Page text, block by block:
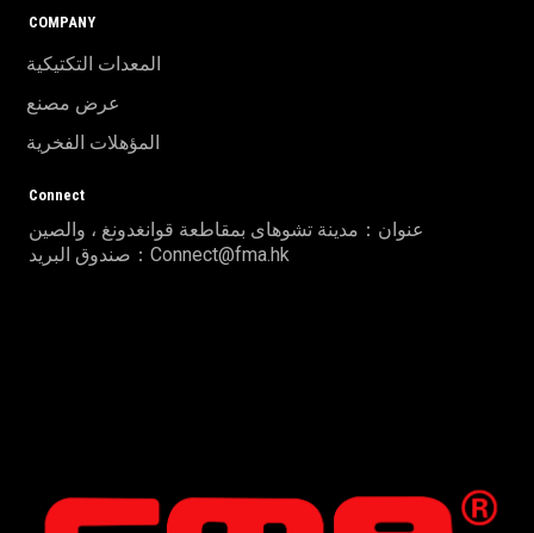
COMPANY
المعدات التكتيكية
عرض مصنع
المؤهلات الفخرية
Connect
عنوان：مدينة تشوهاى بمقاطعة قوانغدونغ ، والصين
صندوق البريد：Connect@fma.hk